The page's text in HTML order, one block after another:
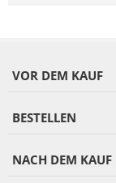
VOR DEM KAUF
BESTELLEN
NACH DEM KAUF